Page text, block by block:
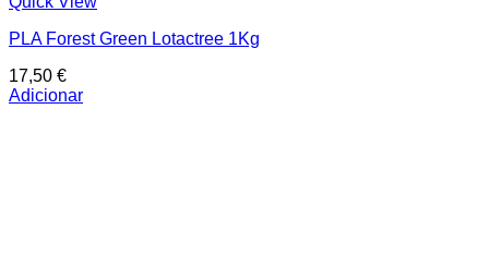
PLA Forest Green Lotactree 1Kg
17,50 €
Adicionar